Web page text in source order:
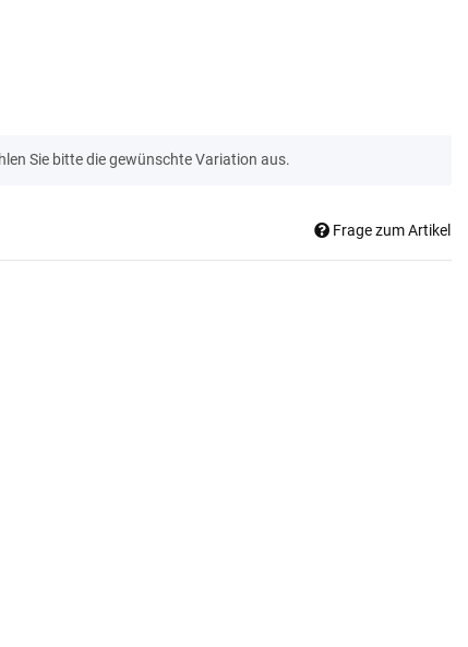
Sie bitte die gewünschte Variation aus.
Frage zum Artikel